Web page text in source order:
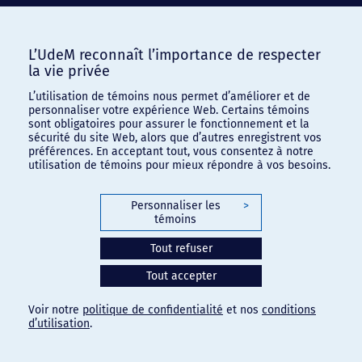
L’UdeM reconnaît l’importance de respecter
la vie privée
L’utilisation de témoins nous permet d’améliorer et de
personnaliser votre expérience Web. Certains témoins
sont obligatoires pour assurer le fonctionnement et la
sécurité du site Web, alors que d’autres enregistrent vos
préférences. En acceptant tout, vous consentez à notre
utilisation de témoins pour mieux répondre à vos besoins.
Personnaliser les
témoins
>
Tout refuser
Tout accepter
Voir notre politique de confidentialité et nos conditions
d’utilisation.